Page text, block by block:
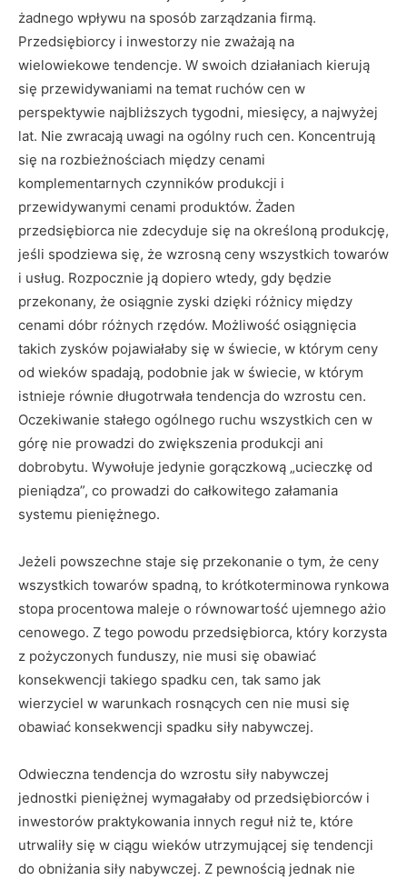
żadnego wpływu na sposób zarządzania firmą.
Przedsiębiorcy i inwestorzy nie zważają na
wielowiekowe tendencje. W swoich działaniach kierują
się przewidywaniami na temat ruchów cen w
perspektywie najbliższych tygodni, miesięcy, a najwyżej
lat. Nie zwracają uwagi na ogólny ruch cen. Koncentrują
się na rozbieżnościach między cenami
komplementarnych czynników produkcji i
przewidywanymi cenami produktów. Żaden
przedsiębiorca nie zdecyduje się na określoną produkcję,
jeśli spodziewa się, że wzrosną ceny wszystkich towarów
i usług. Rozpocznie ją dopiero wtedy, gdy będzie
przekonany, że osiągnie zyski dzięki różnicy między
cenami dóbr różnych rzędów. Możliwość osiągnięcia
takich zysków pojawiałaby się w świecie, w którym ceny
od wieków spadają, podobnie jak w świecie, w którym
istnieje równie długotrwała tendencja do wzrostu cen.
Oczekiwanie stałego ogólnego ruchu wszystkich cen w
górę nie prowadzi do zwiększenia produkcji ani
dobrobytu. Wywołuje jedynie gorączkową „ucieczkę od
pieniądza”, co prowadzi do całkowitego załamania
systemu pieniężnego.
Jeżeli powszechne staje się przekonanie o tym, że ceny
wszystkich towarów spadną, to krótkoterminowa rynkowa
stopa procentowa maleje o równowartość ujemnego ażio
cenowego. Z tego powodu przedsiębiorca, który korzysta
z pożyczonych funduszy, nie musi się obawiać
konsekwencji takiego spadku cen, tak samo jak
wierzyciel w warunkach rosnących cen nie musi się
obawiać konsekwencji spadku siły nabywczej.
Odwieczna tendencja do wzrostu siły nabywczej
jednostki pieniężnej wymagałaby od przedsiębiorców i
inwestorów praktykowania innych reguł niż te, które
utrwaliły się w ciągu wieków utrzymującej się tendencji
do obniżania siły nabywczej. Z pewnością jednak nie